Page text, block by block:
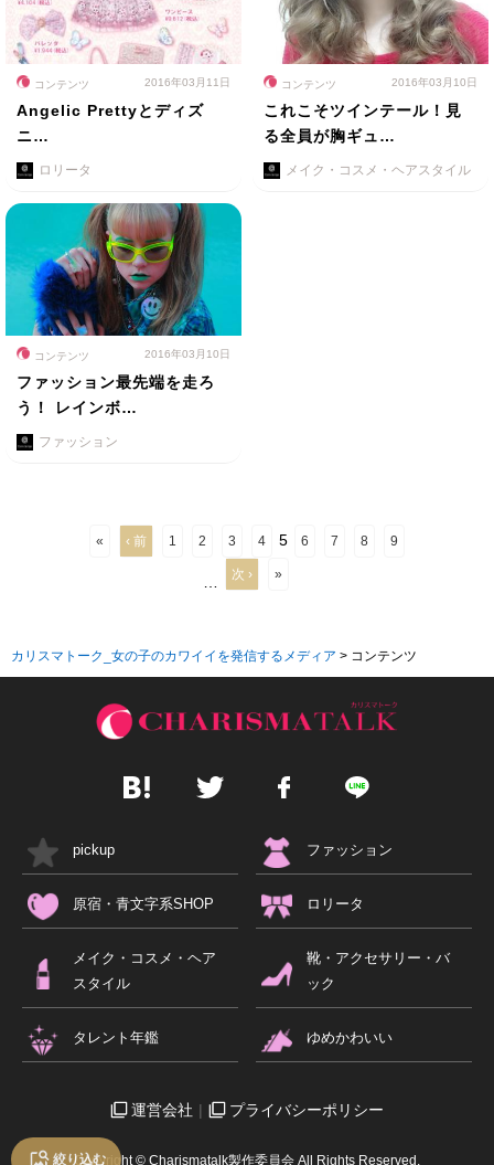
絞り込む
コンテンツ 2016年03月11日
Angelic Prettyとディズ
ニ…
ロリータ
コンテンツ 2016年03月10日
これこそツインテール！見
る全員が胸ギュ…
メイク・コスメ・ヘアスタイル
コンテンツ 2016年03月10日
ファッション最先端を走ろ
う！ レインボ…
ファッション
« ‹ 前 1 2 3 4 5 6 7 8 9
次 › »
カリスマトーク_女の子のカワイイを発信するメディア > コンテンツ
pickup ファッション
原宿・青文字系SHOP ロリータ
メイク・コスメ・ヘア
スタイル
靴・アクセサリー・バ
ック
タレント年鑑 ゆめかわいい
運営会社 プライバシーポリシー
Copyright © Charismatalk製作委員会 All Rights Reserved.